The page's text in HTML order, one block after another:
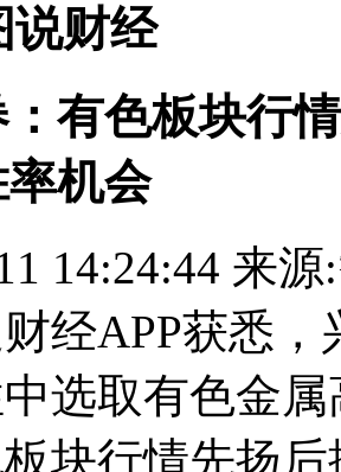
说财经
有色板块行
机会
14:24:44 来源
APP获悉，
选取有色金
块行情先扬